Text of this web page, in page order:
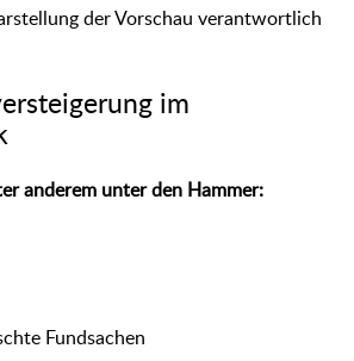
der Vorschau verantwortlich
im
anderem unter den Hammer:
Fundsachen